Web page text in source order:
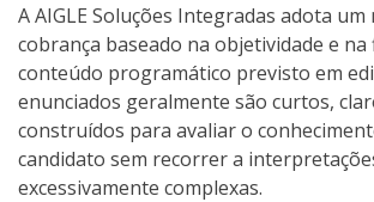
A AIGLE Soluções Integradas adota um
cobrança baseado na objetividade e na
conteúdo programático previsto em
enunciados geralmente são curtos,
construídos para avaliar o
candidato sem recorrer a
excessivamente complexas.